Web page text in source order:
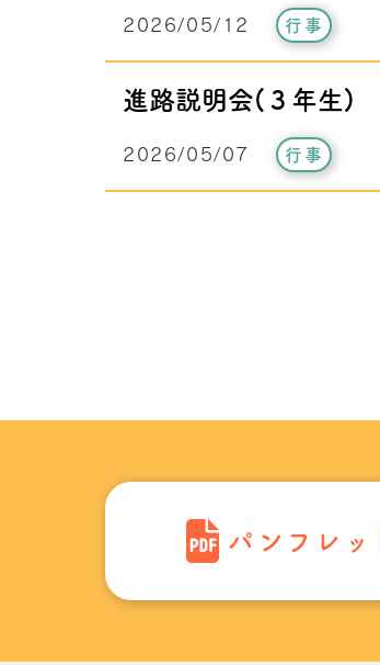
2026/05/12 行事
進路説明会(３年生)
2026/05/07 行事
パンフレッ